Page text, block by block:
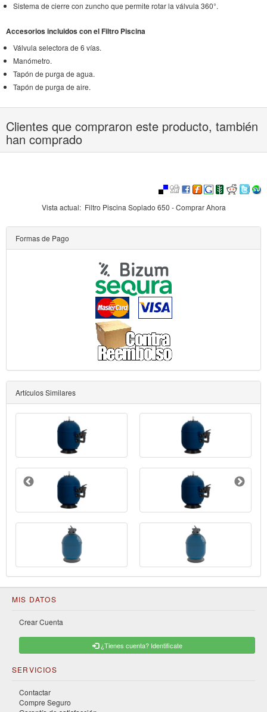
Sistema de cierre con zuncho que permite rotar la válvula 360°.
Accesorios incluidos con el Filtro Piscina
Válvula selectora de 6 vías.
Manómetro.
Tapón de purga de agua.
Tapón de purga de aire.
Clientes que compraron este producto, también
han comprado
Vista actual: Filtro Piscina Soplado 650 - Comprar Ahora
Formas de Pago
Artículos Similares
MIS DATOS
Crear Cuenta
¿Tienes cuenta? Identificate
SERVICIOS
Contactar
Compre Seguro